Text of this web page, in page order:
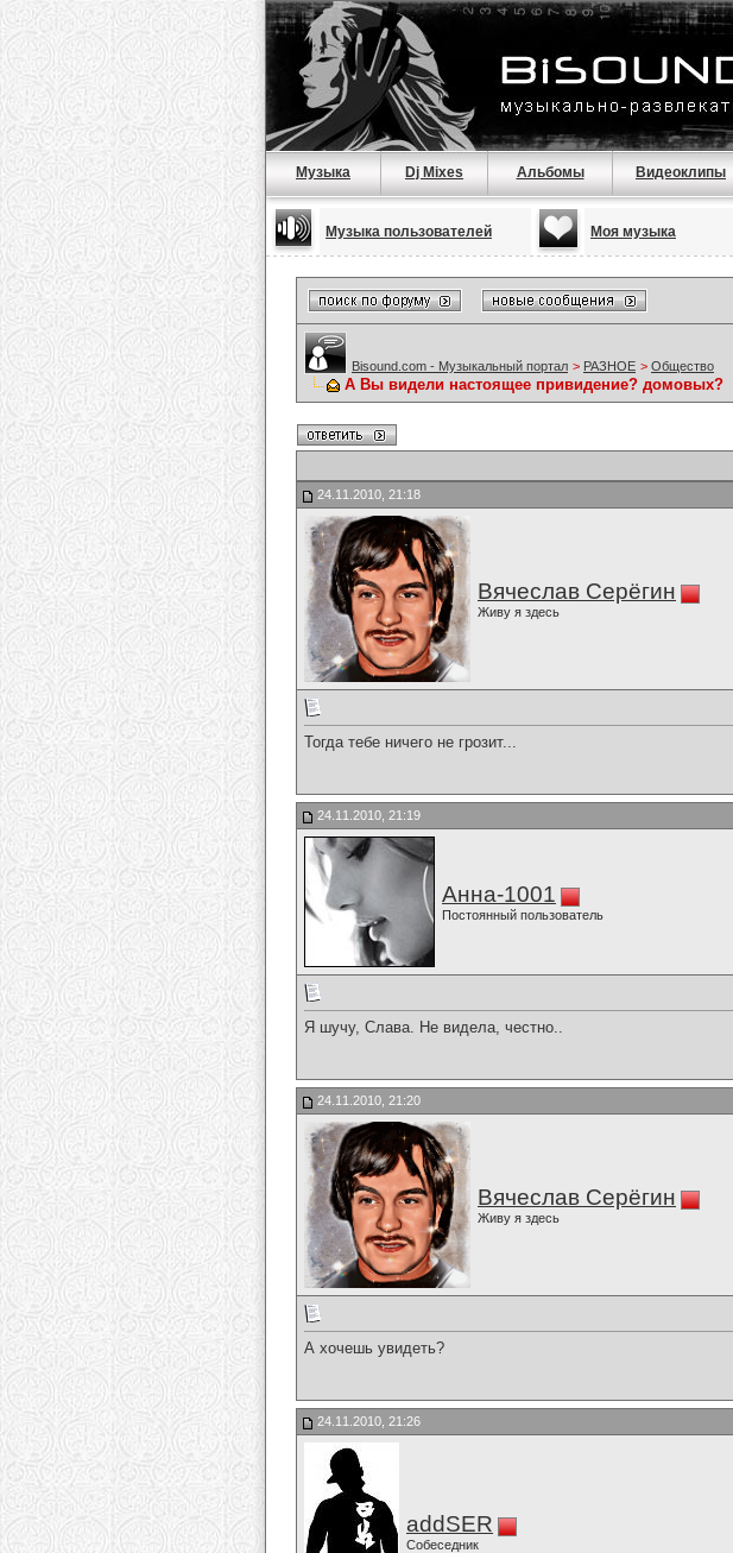
Музыка Dj Mixes Альбомы Видеоклипы
Музыка пользователей Моя музыка
Bisound.com - Музыкальный портал > РАЗНОЕ > Общество
А Вы видели настоящее привидение? домовых?
24.11.2010, 21:18
Вячеслав Серёгин
Живу я здесь
Тогда тебе ничего не грозит...
24.11.2010, 21:19
Анна-1001
Постоянный пользователь
Я шучу, Слава. Не видела, честно..
24.11.2010, 21:20
Вячеслав Серёгин
Живу я здесь
А хочешь увидеть?
24.11.2010, 21:26
addSER
Собеседник